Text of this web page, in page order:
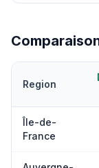
Region
Île-de-
France